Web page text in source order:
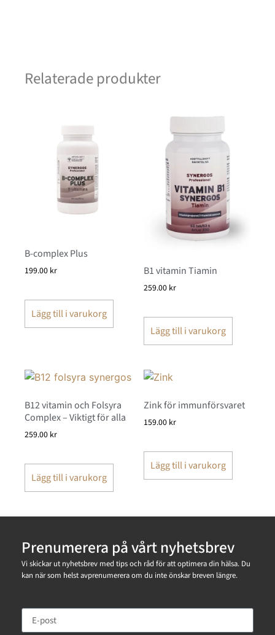
Relaterade produkter
B-complex Plus
199.00 kr
Lägg till i varukorg
B1 vitamin Tiamin
259.00 kr
Lägg till i varukorg
B12 vitamin och Folsyra
Complex – Viktigt för alla
259.00 kr
Lägg till i varukorg
Zink för immunförsvaret
159.00 kr
Lägg till i varukorg
Prenumerera på vårt nyhetsbrev
Vi skickar ut nyhetsbrev med tips och råd för att optimera din hälsa. Du
kan när som helst avprenumerera om du inte önskar breven längre.